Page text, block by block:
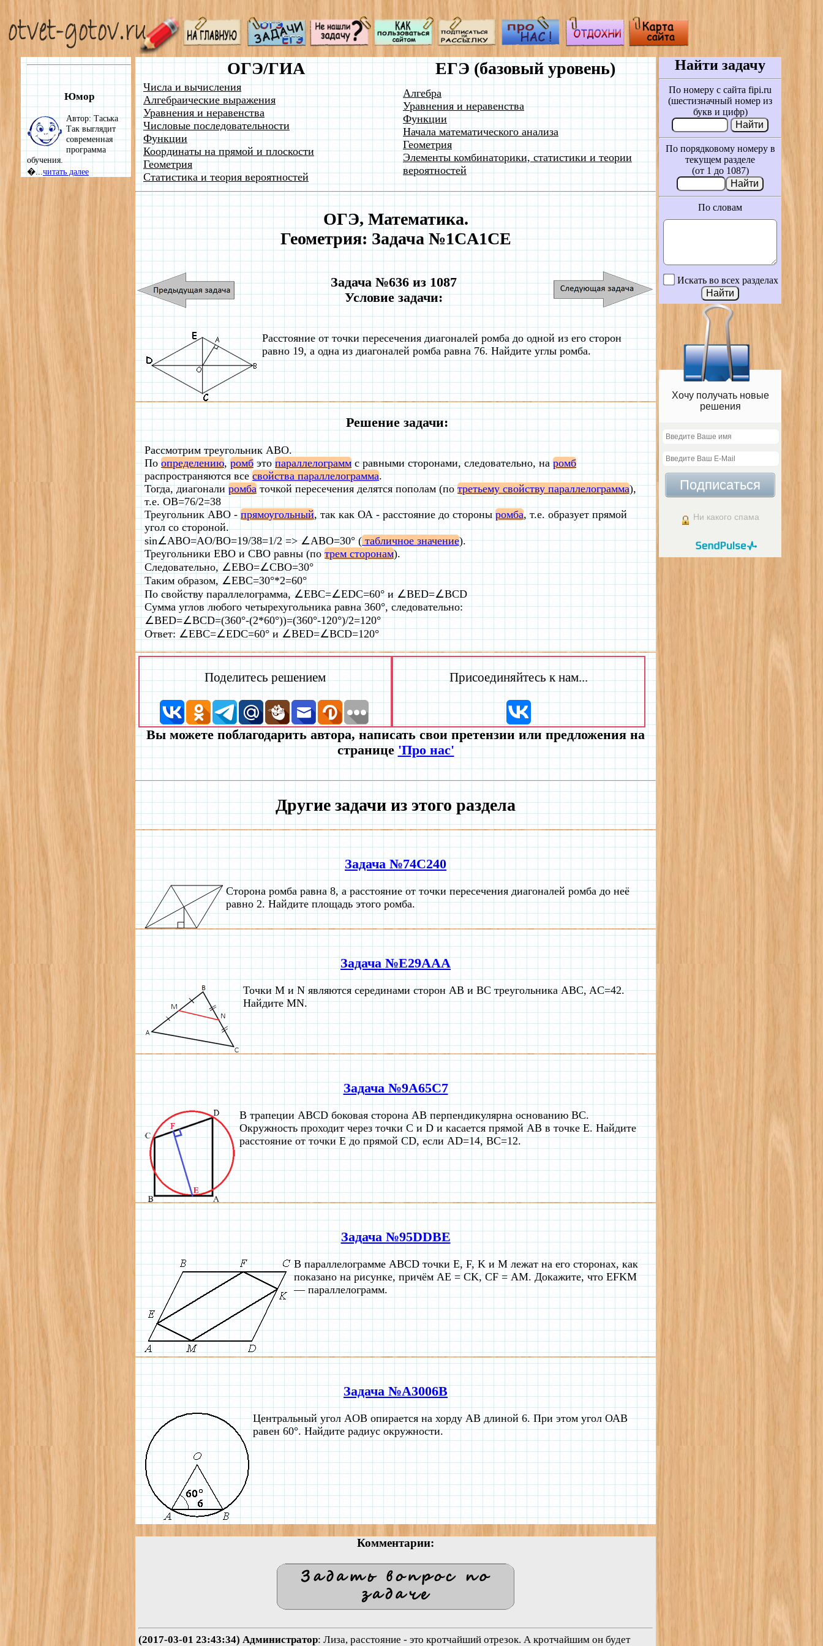
Юмор
Автор: Таська
Так выглядит
современная
программа
обучения.
�...читать далее
ОГЭ/ГИА ЕГЭ (базовый уровень)
Числа и вычисления
Алгебраические выражения
Уравнения и неравенства
Числовые последовательности
Функции
Координаты на прямой и плоскости
Геометрия
Статистика и теория вероятностей
Алгебра
Уравнения и неравенства
Функции
Начала математического анализа
Геометрия
Элементы комбинаторики, статистики и теории
вероятностей
ОГЭ, Математика.
Геометрия: Задача №1CA1CE
Задача №636 из 1087
Условие задачи:
Расстояние от точки пересечения диагоналей ромба до одной из его сторон
равно 19, а одна из диагоналей ромба равна 76. Найдите углы ромба.
Решение задачи:
Рассмотрим треугольник ABO.
Поопределению,ромбэтопараллелограммс равными сторонами, следовательно, на ромб
распространяются всесвойства параллелограмма.
Тогда, диагоналиромбаточкой пересечения делятся пополам (потретьему свойству параллелограмма),
т.е. OB=76/2=38
Треугольник ABO - прямоугольный, так как ОА - расстояние до стороны ромба, т.е. образует прямой
угол со стороной.
sin∠ABO=AO/BO=19/38=1/2 => ∠ABO=30° (табличное значение).
Треугольники EBO и CBO равны (потрем сторонам).
Следовательно, ∠EBO=∠CBO=30°
Таким образом, ∠EBC=30°*2=60°
По свойству параллелограмма, ∠EBC=∠EDC=60° и ∠BED=∠BCD
Сумма углов любого четырехугольника равна 360°, следовательно:
∠BED=∠BCD=(360°-(2*60°))=(360°-120°)/2=120°
Ответ: ∠EBC=∠EDC=60° и ∠BED=∠BCD=120°
Поделитесь решением Присоединяйтесь к нам...
Вы можете поблагодарить автора, написать свои претензии или предложения на
странице'Про нас'
Другие задачи из этого раздела
Задача №74C240
Сторона ромба равна 8, а расстояние от точки пересечения диагоналей ромба до неё
равно 2. Найдите площадь этого ромба.
Задача №E29AAA
Точки M и N являются серединами сторон AB и BC треугольника ABC, AC=42.
Найдите MN.
Задача №9A65C7
В трапеции ABCD боковая сторона AB перпендикулярна основанию BC.
Окружность проходит через точки C и D и касается прямой AB в точке E. Найдите
расстояние от точки E до прямой CD, если AD=14, BC=12.
Задача №95DDBE
В параллелограмме АВСD точки E, F, K и М лежат на его сторонах, как
показано на рисунке, причём АЕ = CK, СF = АM. Докажите, что EFKM
— параллелограмм.
Задача №A3006B
Центральный угол AOB опирается на хорду АВ длиной 6. При этом угол ОАВ
равен 60°. Найдите радиус окружности.
Комментарии:
(2017-03-01 23:43:34) Администратор: Лиза, расстояние - это кротчайший отрезок. А кротчайшим он будет
Найти задачу
По номеру с сайта fipi.ru
(шестизначный номер из
букв и цифр)
По порядковому номеру в
текущем разделе
(от 1 до 1087)
По словам
Искать во всех разделах
Хочу получать новые
решения
Подписаться
Ни какого спама